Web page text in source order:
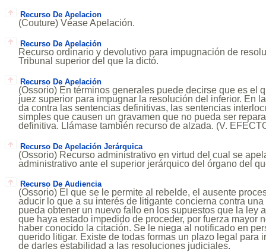
Recurso De Apelacion
(Couture) Véase Apelación.
Recurso De Apelación
Recurso ordinario y devolutivo para impugnación de
Tribunal superior del que la dictó.
Recurso De Apelación
(Ossorio) En términos generales puede decirse que es el
juez superior para impugnar la resolución del inferior. En
da contra las sentencias definitivas, las sentencias
simples que causen un gravamen que no pueda ser
definitiva. Llámase también recurso de alzada. (V.
Recurso De Apelación Jerárquica
(Ossorio) Recurso administrativo en virtud del cual se
administrativo ante el superior jerárquico del órgano del
Recurso De Audiencia
(Ossorio) El que se le permite al rebelde, el ausente
aducir lo que a su interés de litigante concierna contra
pueda obtener un nuevo fallo en los supuestos que la ley
que haya estado impedido de proceder, por fuerza mayor
haber conocido la citación. Se le niega al notificado en
querido litigar. Existe de todas formas un plazo legal para
de darles estabilidad a las resoluciones judiciales.